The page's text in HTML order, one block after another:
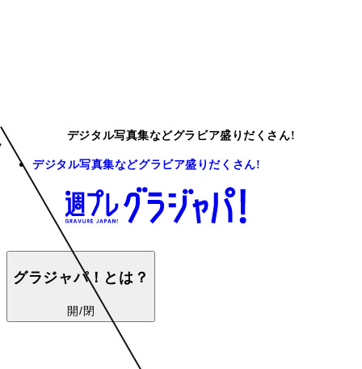
デジタル写真集などグラビア盛りだくさん!
デジタル写真集などグラビア盛りだくさん!
グラジャパ！とは？
開/閉